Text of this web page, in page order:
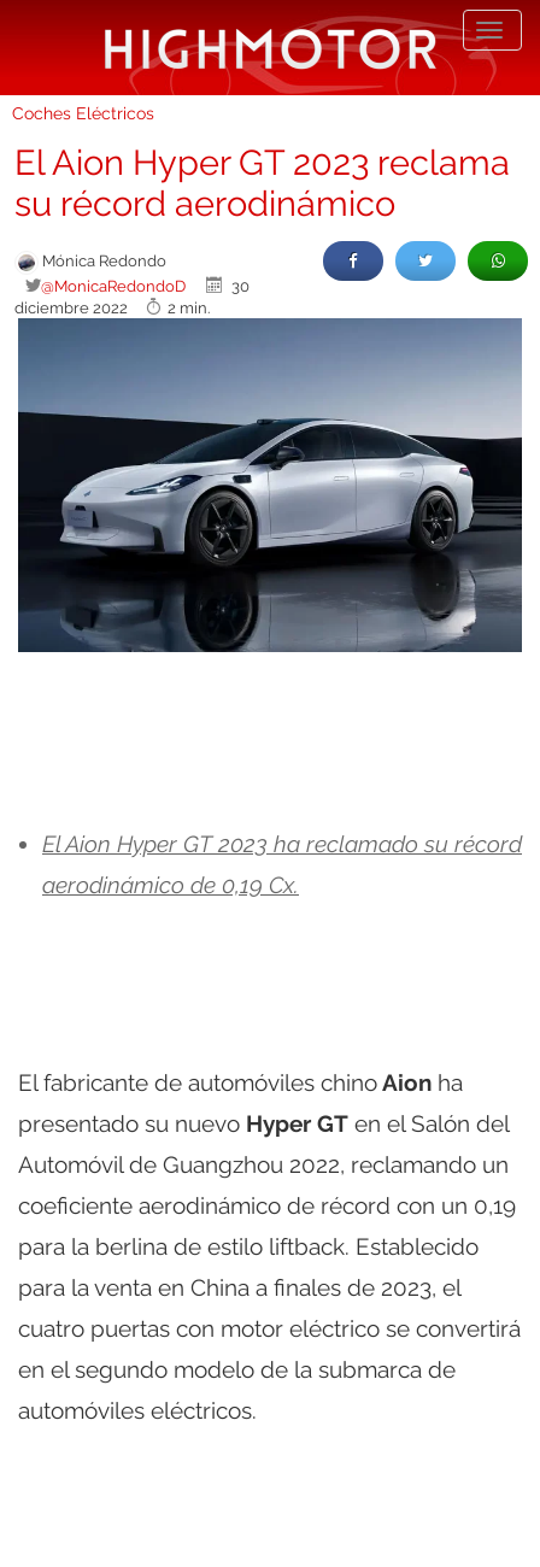
Coches Eléctricos
El Aion Hyper GT 2023 reclama
su récord aerodinámico
Mónica Redondo
@MonicaRedondoD
30
diciembre 2022
2 min.
El Aion Hyper GT 2023 ha reclamado su récord
aerodinámico de 0,19 Cx.
El fabricante de automóviles chinoAion ha
presentado su nuevo Hyper GT en el Salón del
Automóvil de Guangzhou 2022, reclamando un
coeficiente aerodinámico de récord con un 0,19
para la berlina de estilo liftback. Establecido
para la venta en China a finales de 2023, el
cuatro puertas con motor eléctrico se convertirá
en el segundo modelo de la submarca de
automóviles eléctricos.